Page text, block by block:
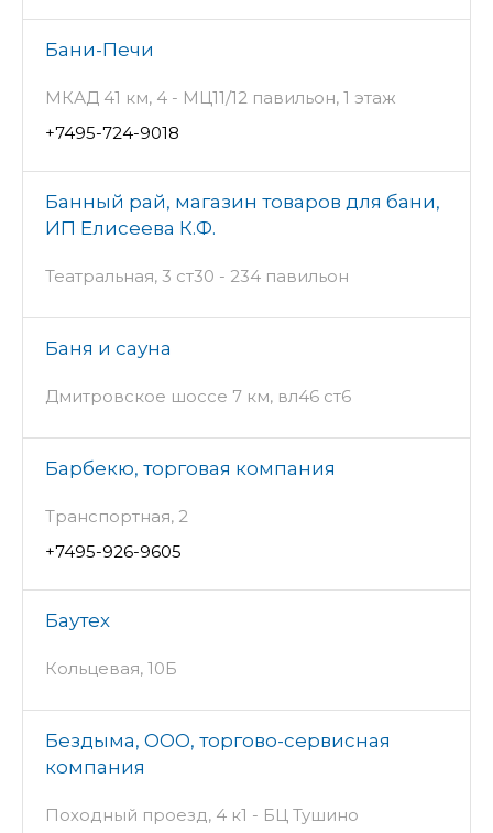
Бани-Печи
МКАД 41 км, 4 - МЦ11/12 павильон, 1 этаж
+7495-724-9018
Банный рай, магазин товаров для бани,
ИП Елисеева К.Ф.
Театральная, 3 ст30 - 234 павильон
Баня и сауна
Дмитровское шоссе 7 км, вл46 ст6
Барбекю, торговая компания
Транспортная, 2
+7495-926-9605
Баутех
Кольцевая, 10Б
Бездыма, ООО, торгово-сервисная
компания
Походный проезд, 4 к1 - БЦ Тушино